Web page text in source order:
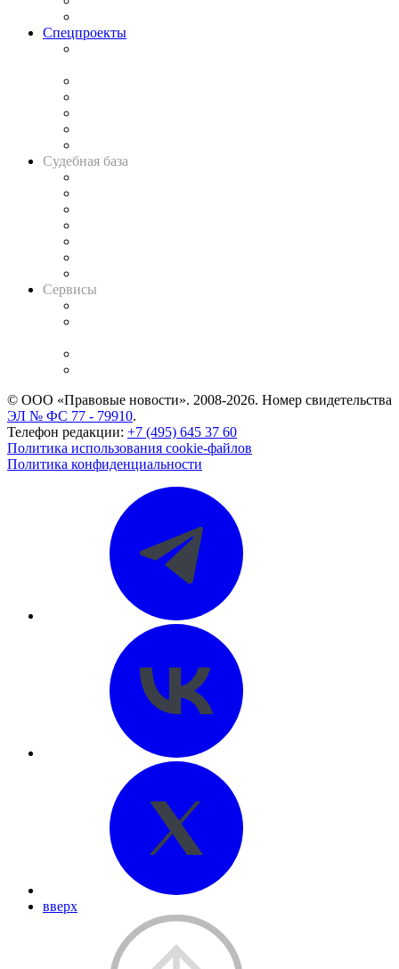
Спецпроекты
Судебная база
Сервисы
© ООО «Правовые новости». 2008-2026. Номер свидетельства
ЭЛ № ФС 77 - 79910.
Телефон редакции: +7 (495) 645 37 60
Политика использования cookie-файлов
Политика конфиденциальности
вверх